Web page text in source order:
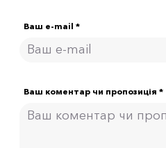
Ваш e-mail *
Ваш коментар чи пропозиція *